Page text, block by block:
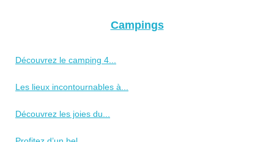
Campings
Découvrez le camping 4...
Les lieux incontournables à...
Découvrez les joies du...